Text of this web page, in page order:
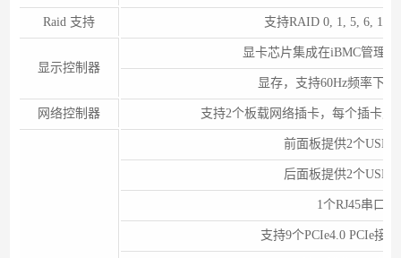
Raid 支持 支持RAID 0, 1, 5, 6, 10,
显示控制器
显卡芯片集成在iBMC管理
显存，支持60Hz频率下
网络控制器 支持2个板载网络插卡，每个插卡支
前面板提供2个USB
后面板提供2个USB
1个RJ45串口
支持9个PCIe4.0 PCIe接